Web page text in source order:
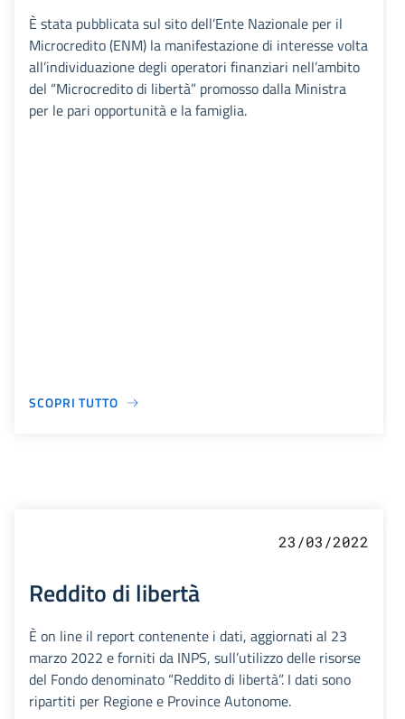
È stata pubblicata sul sito dell’Ente Nazionale per il
Microcredito (ENM) la manifestazione di interesse volta
all’individuazione degli operatori finanziari nell’ambito
del “Microcredito di libertà” promosso dalla Ministra
per le pari opportunità e la famiglia.
SCOPRI TUTTO
23/03/2022
Reddito di libertà
È on line il report contenente i dati, aggiornati al 23
marzo 2022 e forniti da INPS, sull’utilizzo delle risorse
del Fondo denominato “Reddito di libertà”. I dati sono
ripartiti per Regione e Province Autonome.